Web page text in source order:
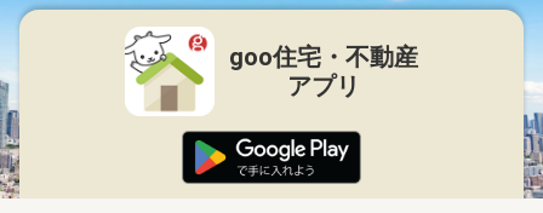
goo住宅・不動産
アプリ